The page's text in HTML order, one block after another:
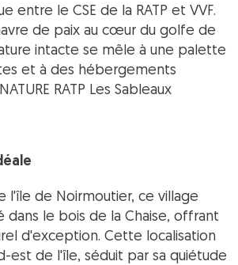
entre le CSE de la RATP et VVF.
de paix au cœur du golfe de
intacte se mêle à une palette
et à des hébergements
RATP Les Sableaux
l'île de Noirmoutier, ce village
dans le bois de la Chaise, offrant
d'exception. Cette localisation
est de l'île, séduit par sa quiétude